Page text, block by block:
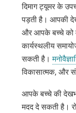
दिमाग ट्यूमर के
पड़ती है। आपकी
और आपके बच्चे को
कार्यस्थलीय
सकती है।
विकासात्मक, और
आपके बच्चे की
मदद दे सकती है।